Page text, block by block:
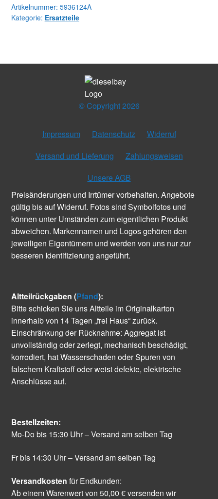
Menge
Artikelnummer: 5936124A
Kategorie: Ersatzteile
© Copyright 2026
Impressum Datenschutz
Widerruf
Versand und Lieferung
Zahlungsweisen
Unsere AGB
Preisänderungen und Irrtümer vorbehalten. Angebote
gültig bis auf Widerruf. Fotos sind Symbolfotos und
können unter Umständen zum eigentlichen Produkt
abweichen. Markennamen und Logos gehören den
jeweiligen Eigentümern und werden von uns nur zur
besseren Identifizierung angeführt.
Altteilrückgaben (Pfand):
Bitte schicken Sie uns Altteile im Originalkarton
innerhalb von 14 Tagen „frei Haus“ zurück.
Einschränkung der Rücknahme: Aggregat ist
unvollständig oder zerlegt, mechanisch beschädigt,
korrodiert, hat Wasserschaden oder Spuren von
falschem Kraftstoff oder weist defekte, elektrische
Anschlüsse auf.
Bestellzeiten:
Mo-Do bis 15:30 Uhr – Versand am selben Tag
Fr bis 14:30 Uhr – Versand am selben Tag
Versandkosten für Endkunden:
Ab einem Warenwert von 50,00 € versenden wir